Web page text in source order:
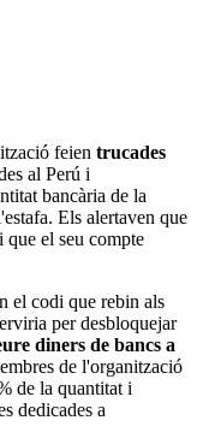
feien trucades
al Perú i
bancària de la
Els alertaven que
el seu compte
el codi que rebin als
per desbloquejar
diners de bancs a
de l'organització
de la quantitat i
dedicades a